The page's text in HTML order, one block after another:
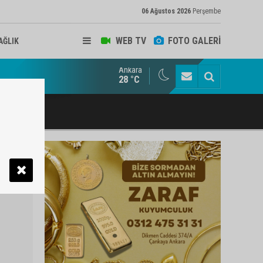
06 Ağustos 2026 Perşembe
WEB TV FOTO GALERİ
ve Arabulucu Rüstem Yiğit Ahizer'e ziyaretçi akını
Ankara
28 °C